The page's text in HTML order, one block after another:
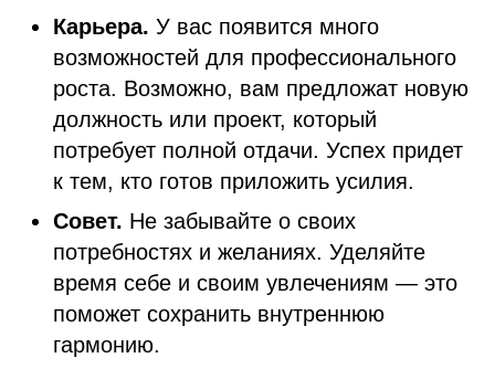
Карьера. У вас появится много
возможностей для профессионального
роста. Возможно, вам предложат новую
должность или проект, который
потребует полной отдачи. Успех придет
к тем, кто готов приложить усилия.
Совет. Не забывайте о своих
потребностях и желаниях. Уделяйте
время себе и своим увлечениям — это
поможет сохранить внутреннюю
гармонию.